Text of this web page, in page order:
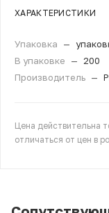
ХАРАКТЕРИСТИКИ
Упаковка —
В упаковке
—
200
Производитель —
Цена действительна
отличаться от цен в